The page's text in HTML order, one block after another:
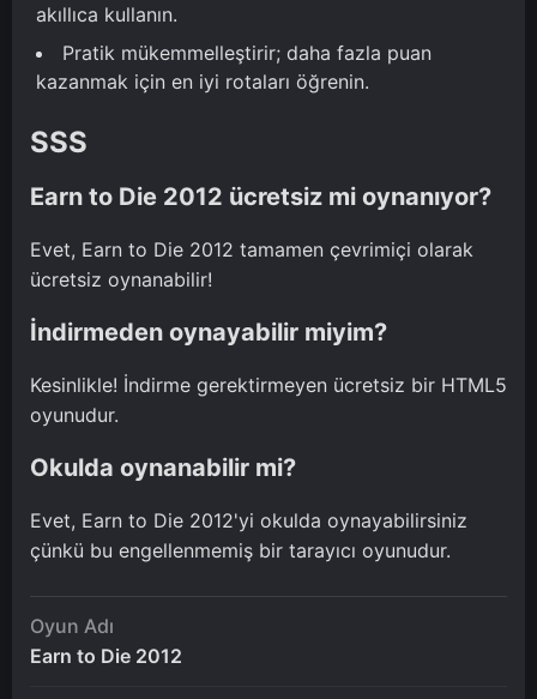
akıllıca kullanın.
Pratik mükemmelleştirir; daha fazla puan
kazanmak için en iyi rotaları öğrenin.
SSS
Earn to Die 2012 ücretsiz mi oynanıyor?
Evet, Earn to Die 2012 tamamen çevrimiçi olarak
ücretsiz oynanabilir!
İndirmeden oynayabilir miyim?
Kesinlikle! İndirme gerektirmeyen ücretsiz bir HTML5
oyunudur.
Okulda oynanabilir mi?
Evet, Earn to Die 2012'yi okulda oynayabilirsiniz
çünkü bu engellenmemiş bir tarayıcı oyunudur.
Oyun Adı
Earn to Die 2012